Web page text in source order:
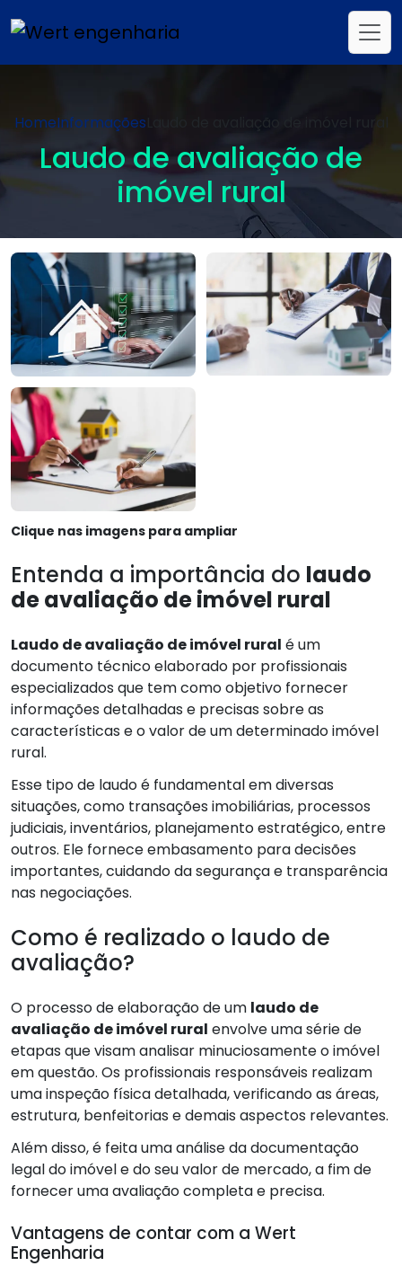
HomeInformações
Laudo de avaliação de
imóvel rural
Clique nas imagens para ampliar
Entenda a importância do laudo
de avaliação de imóvel rural
Laudo de avaliação de imóvel rural é um
documento técnico elaborado por profissionais
especializados que tem como objetivo fornecer
informações detalhadas e precisas sobre as
características e o valor de um determinado imóvel
rural.
Esse tipo de laudo é fundamental em diversas
situações, como transações imobiliárias, processos
judiciais, inventários, planejamento estratégico, entre
outros. Ele fornece embasamento para decisões
importantes, cuidando da segurança e transparência
nas negociações.
Como é realizado o laudo de
avaliação?
O processo de elaboração de um laudo de
avaliação de imóvel rural envolve uma série de
etapas que visam analisar minuciosamente o imóvel
em questão. Os profissionais responsáveis realizam
uma inspeção física detalhada, verificando as áreas,
estrutura, benfeitorias e demais aspectos relevantes.
Além disso, é feita uma análise da documentação
legal do imóvel e do seu valor de mercado, a fim de
fornecer uma avaliação completa e precisa.
Vantagens de contar com a Wert
Engenharia